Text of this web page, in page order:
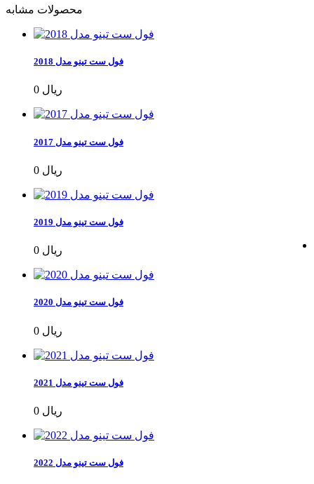
محصولات مشابه
فول ست تینو مدل 2018
0 ریال
فول ست تینو مدل 2017
0 ریال
فول ست تینو مدل 2019
0 ریال
فول ست تینو مدل 2020
0 ریال
فول ست تینو مدل 2021
0 ریال
فول ست تینو مدل 2022